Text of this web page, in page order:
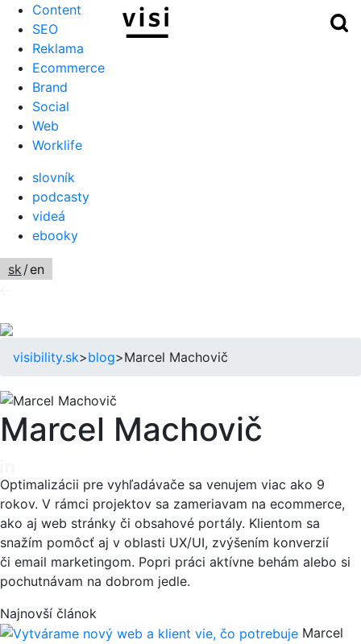
Menu
Content
SEO
Reklama
Ecommerce
Brand
Social
Web
Worklife
slovník
podcasty
videá
ebooky
sk/en
visibility.sk>blog>Marcel Machovič
Marcel Machovič
Optimalizácii pre vyhľadávače sa venujem viac ako 9
rokov. V rámci projektov sa zameriavam na ecommerce,
ako aj web stránky či obsahové portály. Klientom sa
snažím pomôcť aj v oblasti UX/UI, zvýšením konverzií
či email marketingom. Popri práci aktívne behám alebo si
pochutnávam na dobrom jedle.
Najnovší článok
Marcel